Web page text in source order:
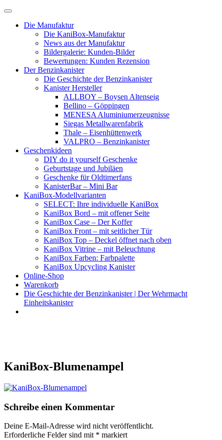
Skip
contentDie Manufaktur
Die KaniBox-Manufaktur
News aus der Manufaktur
Bildergalerie: Kunden-Bilder
Bewertungen: Kunden Rezension
Der Benzinkanister
Die Geschichte der Benzinkanister
Kanister Hersteller
ALLBOY – Boysen Altenseig
Bellino – Göppingen
MENESA Aluminiumerzeugnisse
Siegas Metallwarenfabrik
Thale – Eisenhüttenwerk
VALPRO – Benzinkanister
Geschenkideen
DIY do it yourself Geschenke
Geburtstage und Jubiläen
Geschenke für Oldtimerfans
KanisterBar – Mini Bar
KaniBox-Modellvarianten
SELECT: Ihre individuelle KaniBox
KaniBox Bord – mit offener Seite
KaniBox Case – Der Koffer
KaniBox Front – mit seitlicher Tür
KaniBox Top – Deckel öffnet nach oben
KaniBox Vitrine – mit Beleuchtung
KaniBox Farben: Farbpalette
KaniBox Upcycling Kanister
Online-Shop
Warenkorb
Die Geschichte der Benzinkanister | Der Wehrmacht
Einheitskanister
KaniBox-Blumenampel
Schreibe einen Kommentar
Deine E-Mail-Adresse wird nicht veröffentlicht.
Erforderliche Felder sind mit * markiert